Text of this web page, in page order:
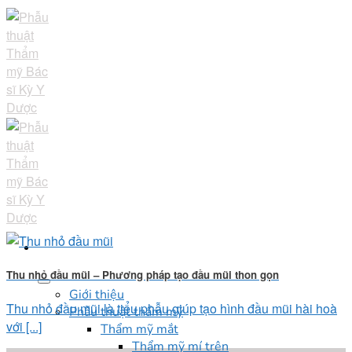
Skip
to
content
Giới thiệu
Phẫu thuật thẩm mỹ
Thẩm mỹ mắt
Thẩm mỹ mí trên
Thu nhỏ đầu mũi – Phương pháp tạo đầu mũi thon gọn
Thu nhỏ đầu mũi là tiểu phẫu giúp tạo hình đầu mũi hài hoà
với [...]